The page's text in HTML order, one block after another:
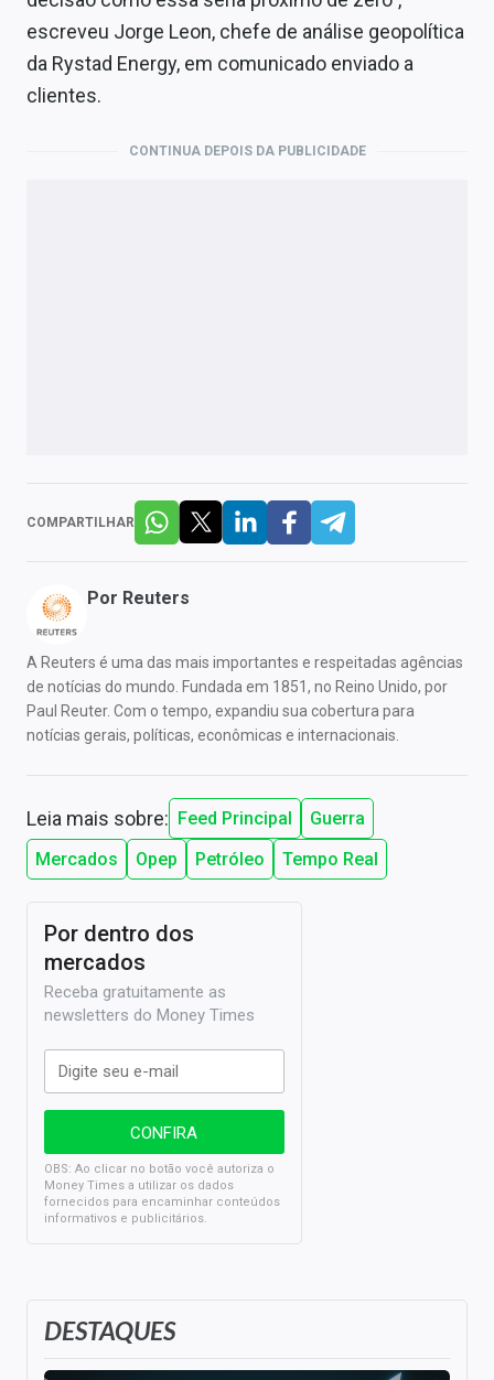
escreveu Jorge Leon, chefe de análise geopolítica
da Rystad Energy, em comunicado enviado a
clientes.
CONTINUA DEPOIS DA PUBLICIDADE
COMPARTILHAR
Por Reuters
A Reuters é uma das mais importantes e respeitadas agências
de notícias do mundo. Fundada em 1851, no Reino Unido, por
Paul Reuter. Com o tempo, expandiu sua cobertura para
notícias gerais, políticas, econômicas e internacionais.
Leia mais sobre: Feed Principal
Guerra
Mercados
Opep Petróleo Tempo Real
DESTAQUES
Por dentro dos
mercados
Receba gratuitamente as
newsletters do Money Times
OBS: Ao clicar no botão você autoriza o
Money Times a utilizar os dados
fornecidos para encaminhar conteúdos
informativos e publicitários.